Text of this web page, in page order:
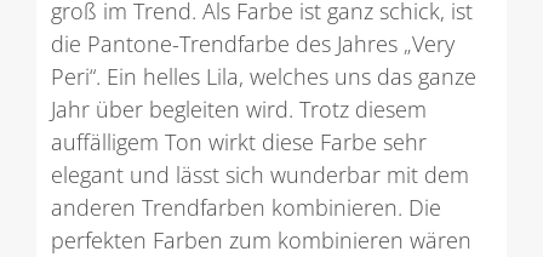
groß im Trend. Als Farbe ist ganz schick, ist
die Pantone-Trendfarbe des Jahres „Very
Peri“. Ein helles Lila, welches uns das ganze
Jahr über begleiten wird. Trotz diesem
auffälligem Ton wirkt diese Farbe sehr
elegant und lässt sich wunderbar mit dem
anderen Trendfarben kombinieren. Die
perfekten Farben zum kombinieren wären